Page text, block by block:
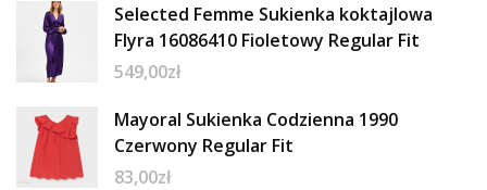
Selected Femme Sukienka koktajlowa
Flyra 16086410 Fioletowy Regular Fit
549,00zł
Mayoral Sukienka Codzienna 1990
Czerwony Regular Fit
83,00zł